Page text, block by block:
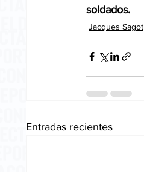
soldados.
Jacques Sagot
Entradas recientes